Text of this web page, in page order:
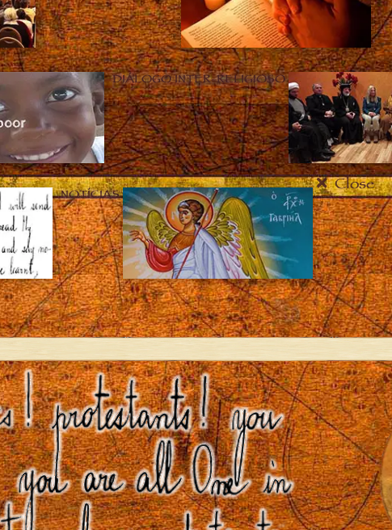
DIÁLOGO INTER-RELIGIOSO
NOTÍCIAS Close